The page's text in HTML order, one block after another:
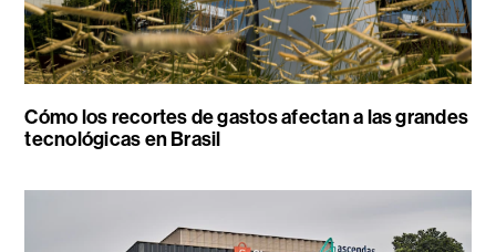
Cómo los recortes de gastos afectan a las grandes
tecnológicas en Brasil